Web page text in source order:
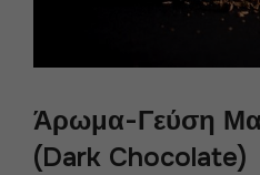
Άρωμα-Γεύση
(Dark Chocolate)